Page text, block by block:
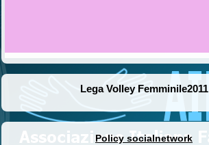
Lega Volley Femminile2011
Policy socialnetwork